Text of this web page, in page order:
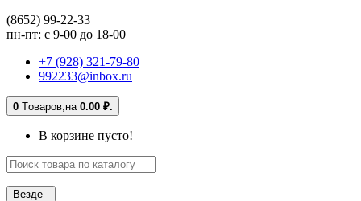
(8652) 99-22-33
пн-пт: с 9-00 до 18-00
+7 (928) 321-79-80
992233@inbox.ru
0 Tоваров, на 0.00 ₽.
В корзине пусто!
Везде